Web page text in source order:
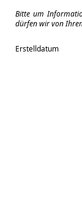
Bitte um
dürfen wir von
Erstelldatum